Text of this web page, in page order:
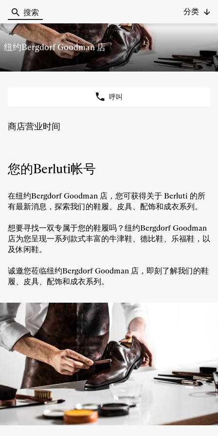
搜索
分类
Berluti
纽约Bergdorf Goodman 店
呼叫
商
商店营业时间
您的Berluti帐号
在纽约Bergdorf Goodman 店，您可获得关于 Berluti 的所
有最新消息，探索我们的鞋履、皮具、配饰和成衣系列。
想要寻找一双专属于您的鞋履吗？纽约Bergdorf Goodman
店为您呈现一系列款式丰富的牛津鞋、德比鞋、乐福鞋，以
及休闲鞋。
诚邀您莅临纽约Bergdorf Goodman 店，即刻了解我们的鞋
履、皮具、配饰和成衣系列。